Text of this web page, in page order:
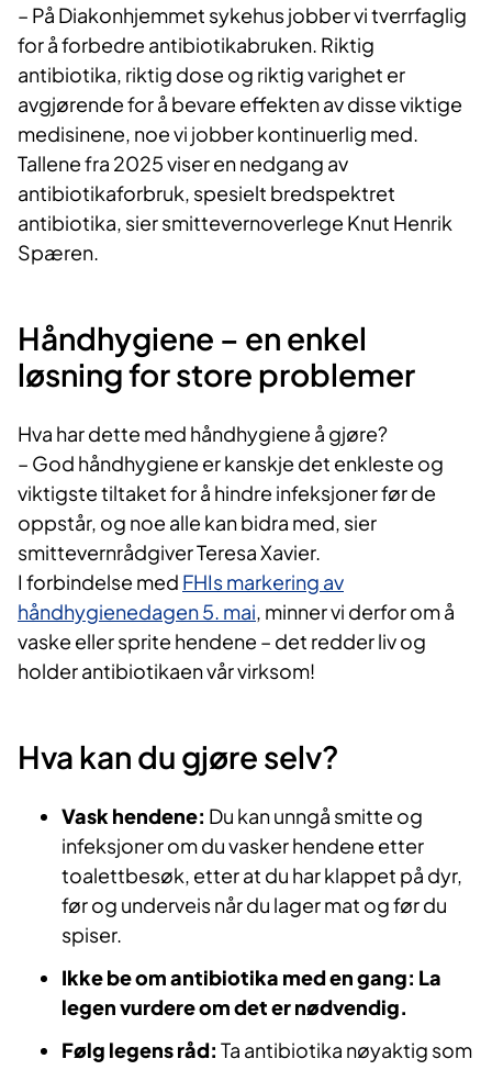
– På Diakonhjemmet sykehus jobber vi tverrfaglig
for å forbedre antibiotikabruken. Riktig
antibiotika, riktig dose og riktig varighet er
avgjørende for å bevare effekten av disse viktige
medisinene, noe vi jobber kontinuerlig med.
Tallene fra 2025 viser en nedgang av
antibiotikaforbruk, spesielt bredspektret
antibiotika, sier smittevernoverlege Knut Henrik
Spæren.
Håndhygiene – en enkel
løsning for store problemer
Hva har dette med håndhygiene å gjøre?
– God håndhygiene er kanskje det enkleste og
viktigste tiltaket for å hindre infeksjoner før de
oppstår, og noe alle kan bidra med, sier
smittevernrådgiver Teresa Xavier.
I forbindelse med FHIs markering av
håndhygienedagen 5. mai, minner vi derfor om å
vaske eller sprite hendene – det redder liv og
holder antibiotikaen vår virksom!
Hva kan du gjøre selv?
Vask hendene: Du kan unngå smitte og
infeksjoner om du vasker hendene etter
toalettbesøk, etter at du har klappet på dyr,
før og underveis når du lager mat og før du
spiser.
Ikke be om antibiotika med en gang: La
legen vurdere om det er nødvendig.
Følg legens råd: Ta antibiotika nøyaktig som